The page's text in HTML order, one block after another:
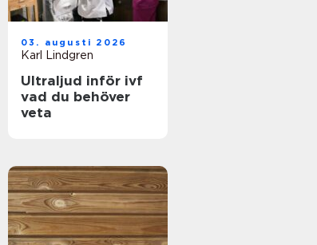
03. augusti 2026
Karl Lindgren
Ultraljud inför ivf
vad du behöver
veta